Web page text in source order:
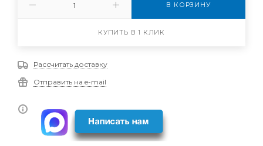
В КОРЗИНУ
КУПИТЬ В 1 КЛИК
Рассчитать доставку
Отправить на e-mail